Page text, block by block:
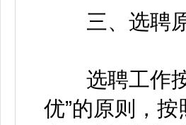
三、选聘原
选聘工作按
优”的原则，